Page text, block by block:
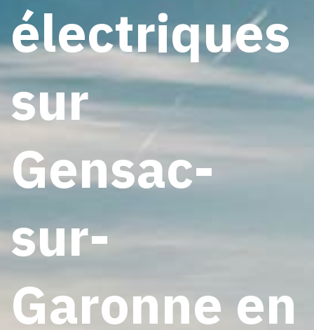
électriques
sur
Gensac-
sur-
Garonne en